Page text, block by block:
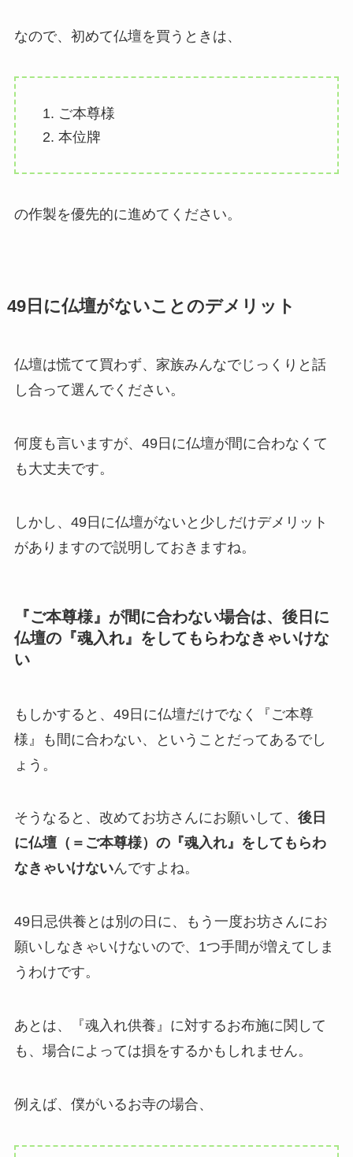
なので、初めて仏壇を買うときは、
ご本尊様
本位牌
の作製を優先的に進めてください。
49日に仏壇がないことのデメリット
仏壇は慌てて買わず、家族みんなでじっくりと話
し合って選んでください。
何度も言いますが、49日に仏壇が間に合わなくて
も大丈夫です。
しかし、49日に仏壇がないと少しだけデメリット
がありますので説明しておきますね。
『ご本尊様』が間に合わない場合は、後日に
仏壇の『魂入れ』をしてもらわなきゃいけな
い
もしかすると、49日に仏壇だけでなく『ご本尊
様』も間に合わない、ということだってあるでし
ょう。
そうなると、改めてお坊さんにお願いして、 後日
に仏壇（＝ご本尊様）の『魂入れ』をしてもらわ
なきゃいけないんですよね。
49日忌供養とは別の日に、もう一度お坊さんにお
願いしなきゃいけないので、1つ手間が増えてしま
うわけです。
あとは、『魂入れ供養』に対するお布施に関して
も、場合によっては損をするかもしれません。
例えば、僕がいるお寺の場合、